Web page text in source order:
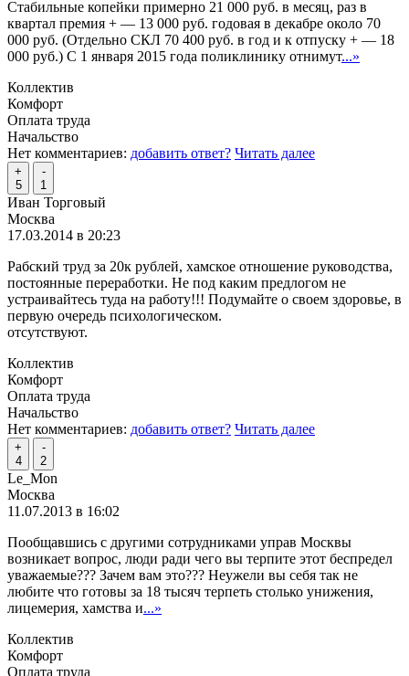
Стабильные копейки примерно 21 000 руб. в месяц, раз в
квартал премия + — 13 000 руб. годовая в декабре около 70
000 руб. (Отдельно СКЛ 70 400 руб. в год и к отпуску + — 18
000 руб.) С 1 января 2015 года поликлинику отнимут...»
Коллектив
Комфорт
Оплата труда
Начальство
Нет комментариев: добавить ответ? Читать далее
+
5
-
1
Иван Торговый
Москва
17.03.2014 в 20:23
Рабский труд за 20к рублей, хамское отношение руководства,
постоянные переработки. Не под каким предлогом не
устраивайтесь туда на работу!!! Подумайте о своем здоровье, в
первую очередь психологическом.
отсутствуют.
Коллектив
Комфорт
Оплата труда
Начальство
Нет комментариев: добавить ответ? Читать далее
+
4
-
2
Le_Mon
Москва
11.07.2013 в 16:02
Пообщавшись с другими сотрудниками управ Москвы
возникает вопрос, люди ради чего вы терпите этот беспредел
уважаемые??? Зачем вам это??? Неужели вы себя так не
любите что готовы за 18 тысяч терпеть столько унижения,
лицемерия, хамства и...»
Коллектив
Комфорт
Оплата труда